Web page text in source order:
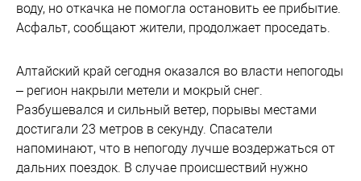
воду, но откачка не помогла остановить ее прибытие.
Асфальт, сообщают жители, продолжает проседать.
Алтайский край сегодня оказался во власти непогоды
– регион накрыли метели и мокрый снег.
Разбушевался и сильный ветер, порывы местами
достигали 23 метров в секунду. Спасатели
напоминают, что в непогоду лучше воздержаться от
дальних поездок. В случае происшествий нужно